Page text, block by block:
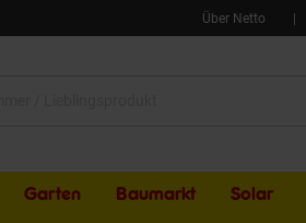
Über Netto
Garten Baumarkt Solar